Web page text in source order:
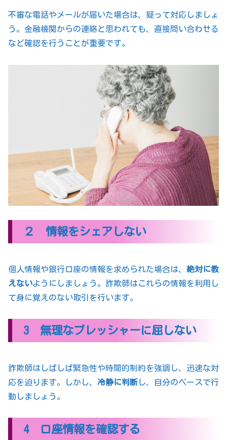
不審な電話やメールが届いた場合は、疑って対応しましょ
う。金融機関からの連絡と思われても、直接問い合わせる
など確認を行うことが重要です。
２ 情報をシェアしない
個人情報や銀行口座の情報を求められた場合は、 絶対に教
えないようにしましょう。詐欺師はこれらの情報を利用し
て身に覚えのない取引を行います。
3 無理なプレッシャーに屈しない
詐欺師はしばしば緊急性や時間的制約を強調し、迅速な対
応を迫ります。しかし、 冷静に判断し、自分のペースで行
動しましょう。
4 口座情報を確認する